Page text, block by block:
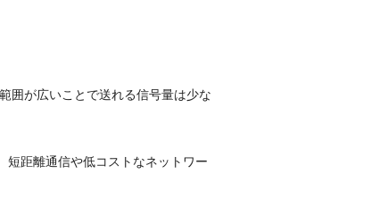
囲が広いことで送れる信号量は少な
短距離通信や低コストなネットワー